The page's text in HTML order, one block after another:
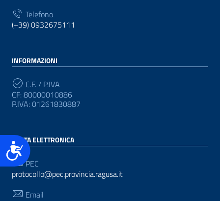
Accessibilità
Telefono
(+39) 0932675111
INFORMAZIONI
C.F. / P.IVA
CF: 80000010886
P.IVA: 01261830887
POSTA ELETTRONICA
PEC
protocollo@pec.provincia.ragusa.it
Email